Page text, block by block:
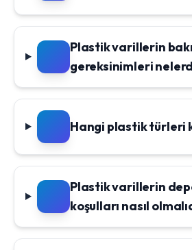
Plastik varillerin
gereksinimleri
Hangi plastik türleri
Plastik varillerin
koşulları nasıl